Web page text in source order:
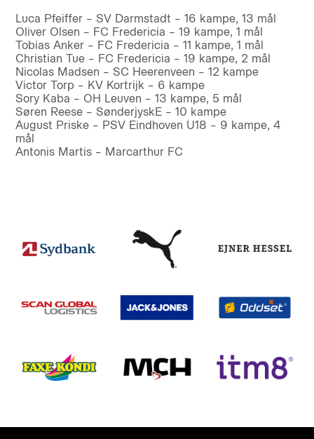
Luca Pfeiffer – SV Darmstadt – 16 kampe, 13 mål
Oliver Olsen – FC Fredericia – 19 kampe, 1 mål
Tobias Anker – FC Fredericia – 11 kampe, 1 mål
Christian Tue – FC Fredericia – 19 kampe, 2 mål
Nicolas Madsen – SC Heerenveen – 12 kampe
Victor Torp – KV Kortrijk – 6 kampe
Sory Kaba – OH Leuven – 13 kampe, 5 mål
Søren Reese – SønderjyskE – 10 kampe
August Priske – PSV Eindhoven U18 – 9 kampe, 4
mål
Antonis Martis – Marcarthur FC